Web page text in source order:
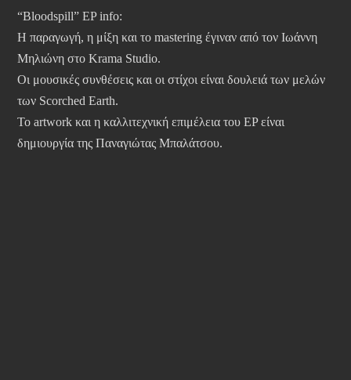
“Bloodspill” EP info:
H παραγωγή, η μίξη και το mastering έγιναν από τον Ιωάννη
Μηλιώνη στο Krama Studio.
Οι μουσικές συνθέσεις και οι στίχοι είναι δουλειά των μελών
των Scorched Earth.
To artwork και η καλλιτεχνική επιμέλεια του EP είναι
δημιουργία της Παναγιώτας Μπαλάτσου.